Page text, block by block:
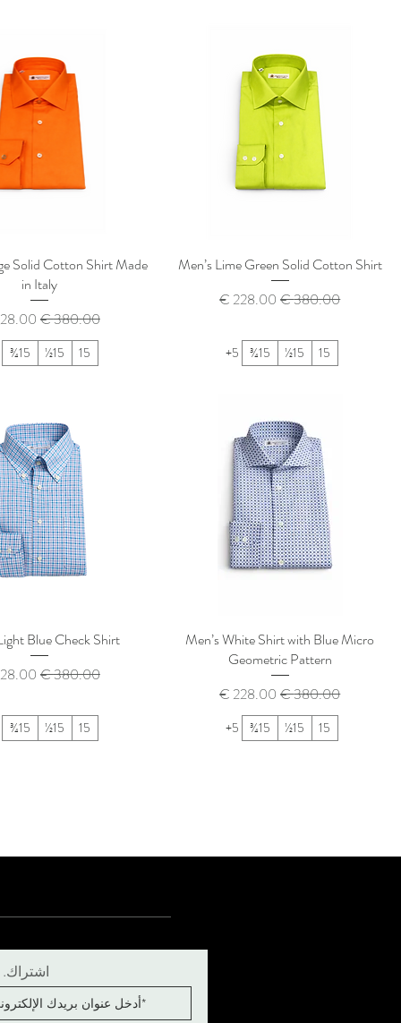
Men’s Lime Green Solid Cotton Shirt
سعر عادي‏380.00 € سعر البيع
15
15½
15¾
+5
Solid Cotton Shirt Made
in Italy
سعر عادي‏380.00 € سعر
15
15½
15¾
Men’s White Shirt with Blue Micro
Geometric Pattern
سعر عادي‏380.00 € سعر البيع
15
15½
15¾
+5
Blue Check Shirt
سعر عادي‏380.00 € سعر
15
15½
15¾
اشتراك.